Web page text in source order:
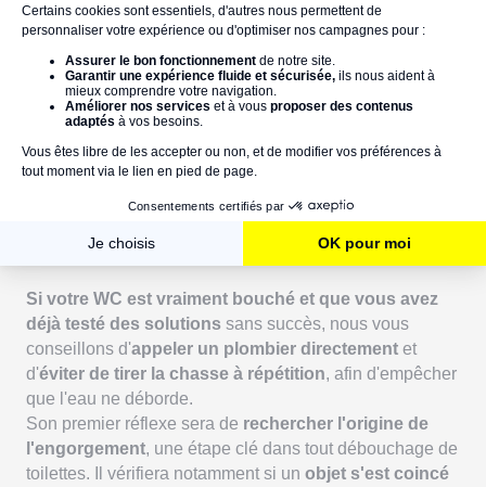
L'eau monte dans vos toilettes ? Pas de
Découvrez notre article les bons réflexes à adopter
pour éviter le dégât des eaux.
Je découvre l'article
8. Le recours à un plombier : la solution
la plus efficace pour les cas tenaces
Si votre WC est vraiment bouché et que vous avez
déjà testé des solutions sans succès, nous vous
conseillons d'appeler un plombier directement et
d'éviter de tirer la chasse à répétition, afin d'empêcher
que l'eau ne déborde.
Son premier réflexe sera de rechercher l'origine de
l'engorgement, une étape clé dans tout débouchage de
toilettes. Il vérifiera notamment si un objet s'est coincé